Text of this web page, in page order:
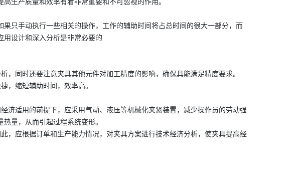
手动执行一些相关的操作，工作的辅助时间将占总时间的很大一部分，而
用设计和深入分析是非常必要的
同时还要注意夹具其他元件对加工精度的影响，确保具能满足精度要求。
缩短辅助时间，效率高。
适用的前提下，应采用气动、液压等机械化夹紧装置，减少操作员的劳动强
量，从而引起过程系统变形。
应根据订单和生产能力情况，对夹具方案进行技术经济分析，使夹具提高经